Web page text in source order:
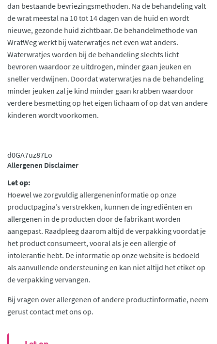
dan bestaande bevriezingsmethoden. Na de behandeling valt
de wrat meestal na 10 tot 14 dagen van de huid en wordt
nieuwe, gezonde huid zichtbaar. De behandelmethode van
WratWeg werkt bij waterwratjes net even wat anders.
Waterwratjes worden bij de behandeling slechts licht
bevroren waardoor ze uitdrogen, minder gaan jeuken en
sneller verdwijnen. Doordat waterwratjes na de behandeling
minder jeuken zal je kind minder gaan krabben waardoor
verdere besmetting op het eigen lichaam of op dat van andere
kinderen wordt voorkomen.
d0GA7uz87Lo
Allergenen Disclaimer
Let op:
Hoewel we zorgvuldig allergeneninformatie op onze
productpagina’s verstrekken, kunnen de ingrediënten en
allergenen in de producten door de fabrikant worden
aangepast. Raadpleeg daarom altijd de verpakking voordat je
het product consumeert, vooral als je een allergie of
intolerantie hebt. De informatie op onze website is bedoeld
als aanvullende ondersteuning en kan niet altijd het etiket op
de verpakking vervangen.
Bij vragen over allergenen of andere productinformatie, neem
gerust contact met ons op.